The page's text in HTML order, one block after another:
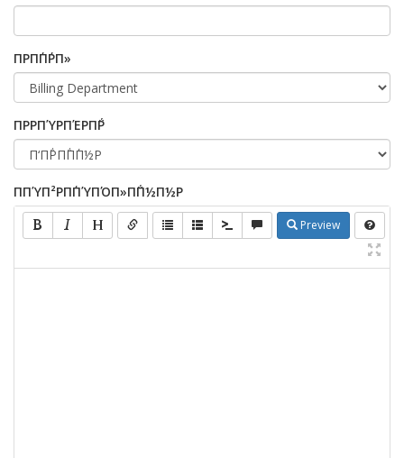
ΠΡΠ΄Π΄ΡΠ»
ΠΡΡΠΎΡΠΈΡΠ΅Ρ
ΠΠΎΠ²ΡΠ΄ΠΎΠΌΠ»Π΅Π½Π½Ρ
Preview